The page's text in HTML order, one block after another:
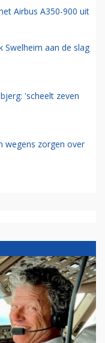
Airbus A350-900 uit
Swelheim aan de slag
'scheelt zeven
wegens zorgen over